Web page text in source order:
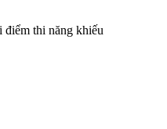
điểm thi năng khiếu